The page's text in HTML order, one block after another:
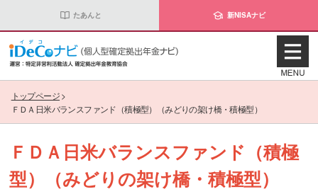
たあんと 新NISAナビ
トップページ>
ＦＤＡ日米バランスファンド（積極型）（みどりの架け橋・積極型）
ＦＤＡ日米バランスファンド（積極
型）（みどりの架け橋・積極型）